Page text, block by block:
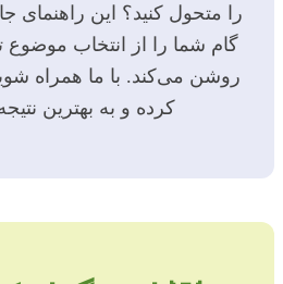
را متحول کنید؟ این راهنمای
گام شما را از انتخاب موضوع
روشن می‌کند. با ما همراه
کرده و به بهترین